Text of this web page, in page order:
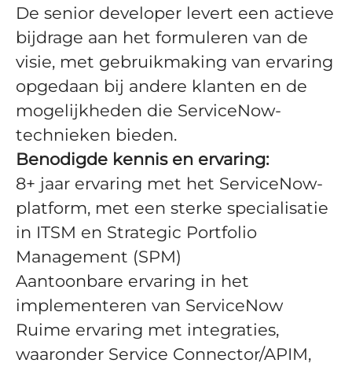
De senior developer levert een actieve
bijdrage aan het formuleren van de
visie, met gebruikmaking van ervaring
opgedaan bij andere klanten en de
mogelijkheden die ServiceNow-
technieken bieden.
Benodigde kennis en ervaring:
8+ jaar ervaring met het ServiceNow-
platform, met een sterke specialisatie
in ITSM en Strategic Portfolio
Management (SPM)
Aantoonbare ervaring in het
implementeren van ServiceNow
Ruime ervaring met integraties,
waaronder Service Connector/APIM,